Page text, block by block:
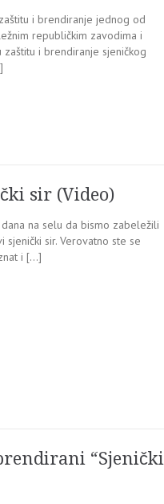
i brendiranje jednog od
republičkim zavodima i
zaštitu i brendiranje sjeničkog
sir (Video)
na selu da bismo zabeležili
sjenički sir. Verovatno ste se
i […]
“Sjenički